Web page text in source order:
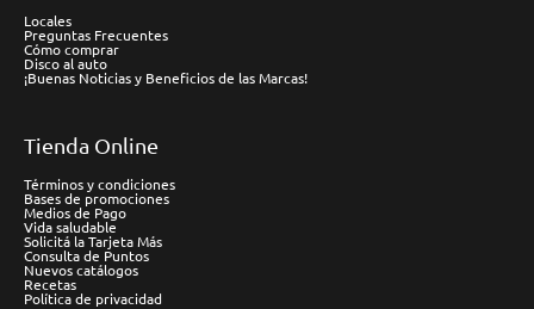
Locales
Preguntas Frecuentes
Cómo comprar
Disco al auto
¡Buenas Noticias y Beneficios de las Marcas!
Tienda Online
Términos y condiciones
Bases de promociones
Medios de Pago
Vida saludable
Solicitá la Tarjeta Más
Consulta de Puntos
Nuevos catálogos
Recetas
Política de privacidad